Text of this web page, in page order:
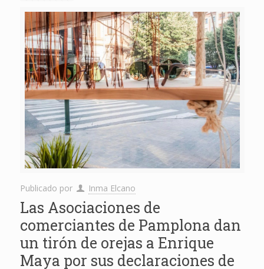
Publicado por Inma Elcano
Las Asociaciones de
comerciantes de Pamplona dan
un tirón de orejas a Enrique
Maya por sus declaraciones de